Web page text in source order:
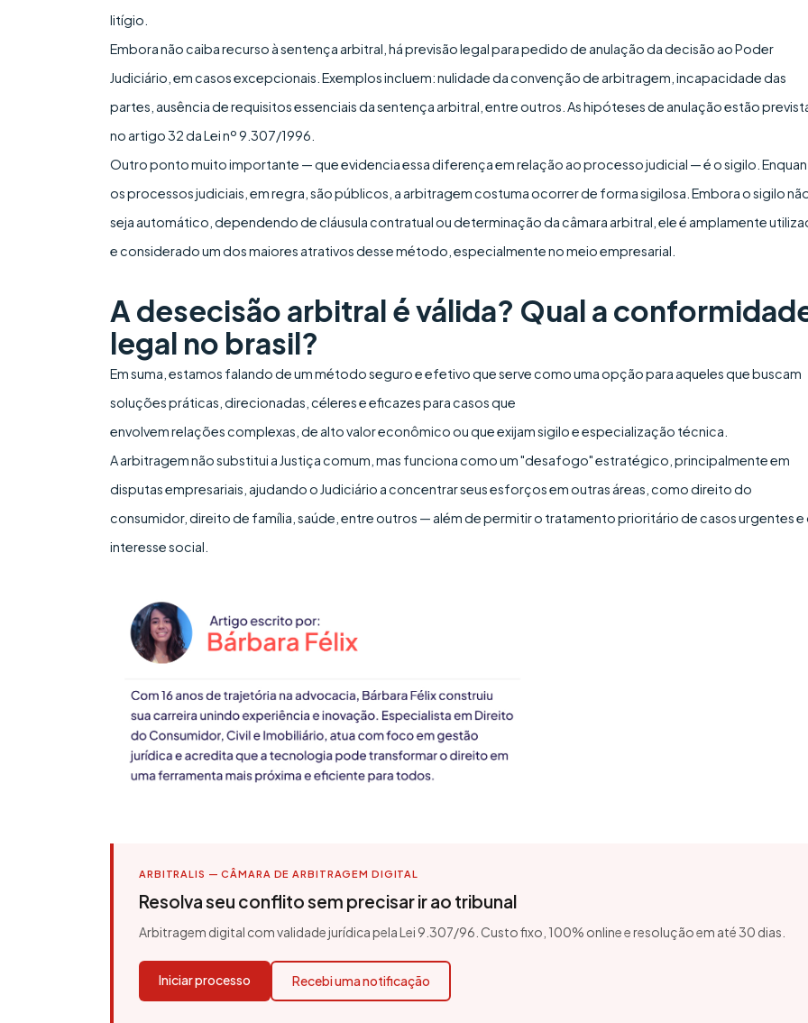
litígio.
Embora não caiba recurso à sentença arbitral, há previsão legal para pedido de anulação da decisão ao Poder
Judiciário, em casos excepcionais. Exemplos incluem: nulidade da convenção de arbitragem, incapacidade das
partes, ausência de requisitos essenciais da sentença arbitral, entre outros. As hipóteses de anulação estão
no artigo 32 da Lei nº 9.307/1996.
Outro ponto muito importante — que evidencia essa diferença em relação ao processo judicial — é o sigilo.
os processos judiciais, em regra, são públicos, a arbitragem costuma ocorrer de forma sigilosa. Embora o sigilo
seja automático, dependendo de cláusula contratual ou determinação da câmara arbitral, ele é amplamente
e considerado um dos maiores atrativos desse método, especialmente no meio empresarial.
A desecisão arbitral é válida? Qual a
legal no brasil?
Em suma, estamos falando de um método seguro e efetivo que serve como uma opção para aqueles que buscam
soluções práticas, direcionadas, céleres e eficazes para casos que
envolvem relações complexas, de alto valor econômico ou que exijam sigilo e especialização técnica.
A arbitragem não substitui a Justiça comum, mas funciona como um "desafogo" estratégico, principalmente em
disputas empresariais, ajudando o Judiciário a concentrar seus esforços em outras áreas, como direito do
consumidor, direito de família, saúde, entre outros — além de permitir o tratamento prioritário de casos urgentes e
interesse social.
ARBITRALIS — CÂMARA DE ARBITRAGEM DIGITAL
Resolva seu conflito sem precisar ir ao tribunal
Arbitragem digital com validade jurídica pela Lei 9.307/96. Custo fixo, 100% online e resolução em até 30 dias.
Iniciar processo Recebi uma notificação